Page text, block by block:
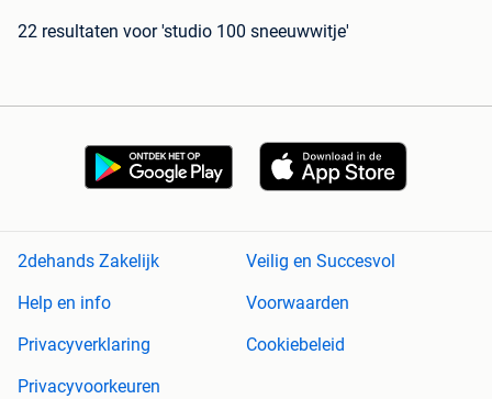
22 resultaten voor 'studio 100 sneeuwwitje'
2dehands Zakelijk
Veilig en Succesvol
Help en info
Voorwaarden
Privacyverklaring
Cookiebeleid
Privacyvoorkeuren